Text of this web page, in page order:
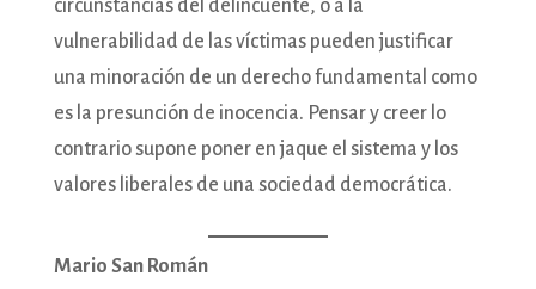
circunstancias del delincuente, o a la
vulnerabilidad de las víctimas pueden justificar
una minoración de un derecho fundamental como
es la presunción de inocencia. Pensar y creer lo
contrario supone poner en jaque el sistema y los
valores liberales de una sociedad democrática.
Mario San Román